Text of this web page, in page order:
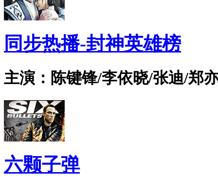
同步热播-封神英雄榜
主演：陈键锋/李依晓/张迪/郑
六颗子弹